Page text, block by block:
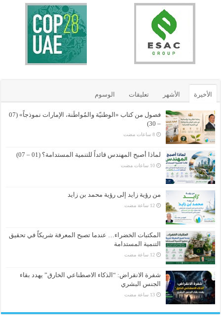
الأخيرة الأشهر تعليقات الوسوم
فصول من كتاب «الوطنيّة والمُواطَنة، الإمارات نموذجاً» (07
– 30)
لماذا أصبح المهندس قائداً للتنمية المستدامة؟ (01 – 07)
من رؤية زايد إلى رؤية محمد بن زايد
المكتبات الخضراء… عندما تصبح المعرفة شريكاً في تحقيق
التنمية المستدامة
شفرة الانقراض: “الذكاء الاصطناعي الخارق” يهدد بقاء
الجنس البشري